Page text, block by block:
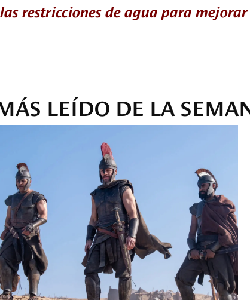
restricciones de agua para
LEÍDO DE LA